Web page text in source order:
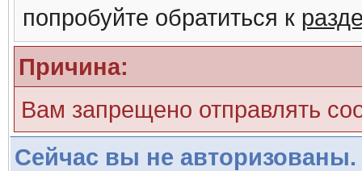
попробуйте обратиться к
Причина:
Вам запрещено отправлять
Сейчас вы не авторизованы.